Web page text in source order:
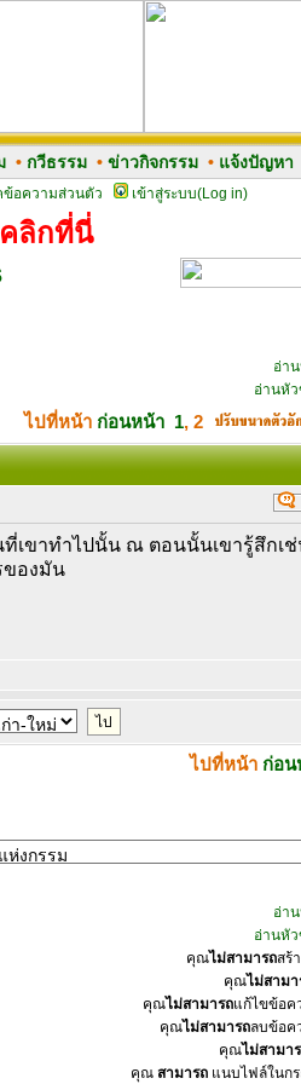
• กวีธรรม• ข่าวกิจกรรม• แจ้งปัญหา
ข้อความส่วนตัว เข้าสู่ระบบ(Log in)
ลิกที่นี่
อ่า
อ่านหั
ไปที่หน้า ก่อนหน้า 1, 2
ที่เขาทำไปนั้น ณ ตอนนั้นเขารู้สึกเช่
ของมัน
ไปที่หน้า ก่อน
อ่า
อ่านหั
คุณไม่สามารถสร้
คุณไม่สามา
คุณไม่สามารถแก้ไขข้อ
คุณไม่สามารถลบข้อค
คุณไม่สามา
คุณ สามารถ แนบไฟล์ในก